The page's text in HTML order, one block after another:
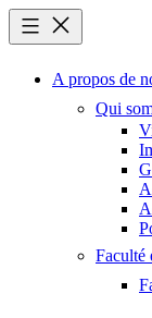
A propos de
Qui
Faculté